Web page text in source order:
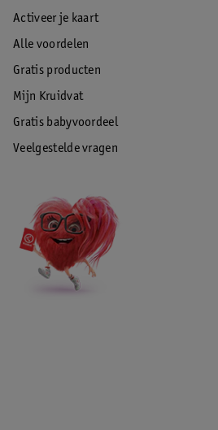
Activeer je kaart
Alle voordelen
Gratis producten
Mijn Kruidvat
Gratis babyvoordeel
Veelgestelde vragen